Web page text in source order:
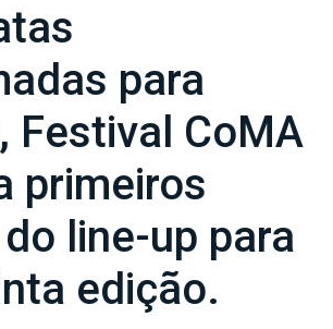
para
Festival CoMA
primeiros
line-up para
edição.